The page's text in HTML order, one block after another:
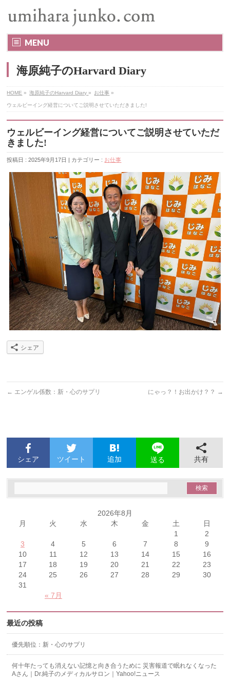
MENU
海原純子のHarvard Diary
HOME » 海原純子のHarvard Diary» お仕事 »
ウェルビーイング経営についてご説明させていただきました!
ウェルビーイング経営についてご説明させていただ
きました!
投稿日 : 2025年9月17日 | カテゴリー : お仕事
シェア
← エンゲル係数：新・心のサプリ にゃっ？！お出かけ？？ →
シェア ツイート 追加 送る 共有
2026年8月
月
火 水 木 金 土 日
« 7月
1
2
3
4 5 6 7 8
9
10
11 12 13 14 15
16
17
18 19 20 21 22
23
24
25 26 27 28 29
30
31
最近の投稿
優先順位：新・心のサプリ
何十年たっても消えない記憶と向き合うために 災害報道で眠れなくなった
Aさん｜Dr.純子のメディカルサロン｜Yahoo!ニュース